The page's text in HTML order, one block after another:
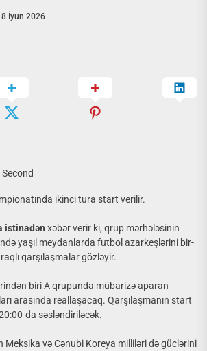
İyun 2026
ikinci tura start verilir.
istinadən xəbər verir ki, qrup mərhələsinin
yaşıl meydanlarda futbol azarkeşlərini bir-
qarşılaşmalar gözləyir.
biri A qrupunda mübarizə aparan
arasında reallaşacaq. Qarşılaşmanın start
da səsləndiriləcək.
Meksika və Cənubi Koreya milliləri də güclərini